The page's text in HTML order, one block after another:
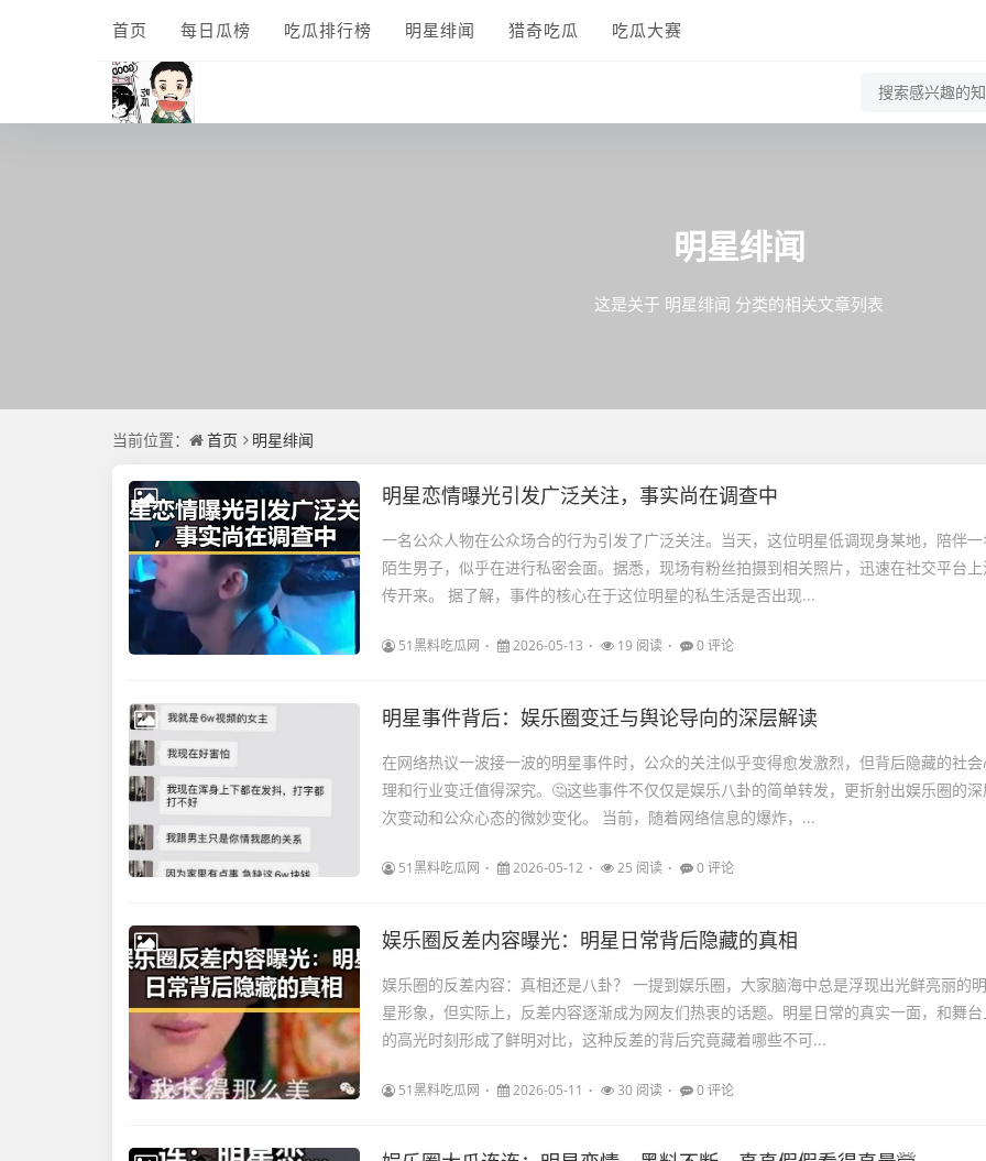
首页 每日瓜榜 吃瓜排行榜 明星绯闻 猎奇吃瓜 吃瓜大赛
明星绯闻
这是关于 明星绯闻 分类的相关文章列表
当前位置： 首页 明星绯闻
明星恋情曝光引发广泛关注，事实尚在调查中
一名公众人物在公众场合的行为引发了广泛关注。当天，这位明星低调现身某地，陪伴一
陌生男子，似乎在进行私密会面。据悉，现场有粉丝拍摄到相关照片，迅速在社交平台
传开来。 据了解，事件的核心在于这位明星的私生活是否出现...
51黑料吃瓜网 2026-05-13 19 阅读 0 评论
明星事件背后：娱乐圈变迁与舆论导向的深层解读
在网络热议一波接一波的明星事件时，公众的关注似乎变得愈发激烈，但背后隐藏的社
理和行业变迁值得深究。🤔这些事件不仅仅是娱乐八卦的简单转发，更折射出娱乐圈的深
次变动和公众心态的微妙变化。 当前，随着网络信息的爆炸，...
51黑料吃瓜网 2026-05-12 25 阅读 0 评论
娱乐圈反差内容曝光：明星日常背后隐藏的真相
娱乐圈的反差内容：真相还是八卦？ 一提到娱乐圈，大家脑海中总是浮现出光鲜亮丽的明
星形象，但实际上，反差内容逐渐成为网友们热衷的话题。明星日常的真实一面，和舞台
的高光时刻形成了鲜明对比，这种反差的背后究竟藏着哪些不可...
51黑料吃瓜网 2026-05-11 30 阅读 0 评论